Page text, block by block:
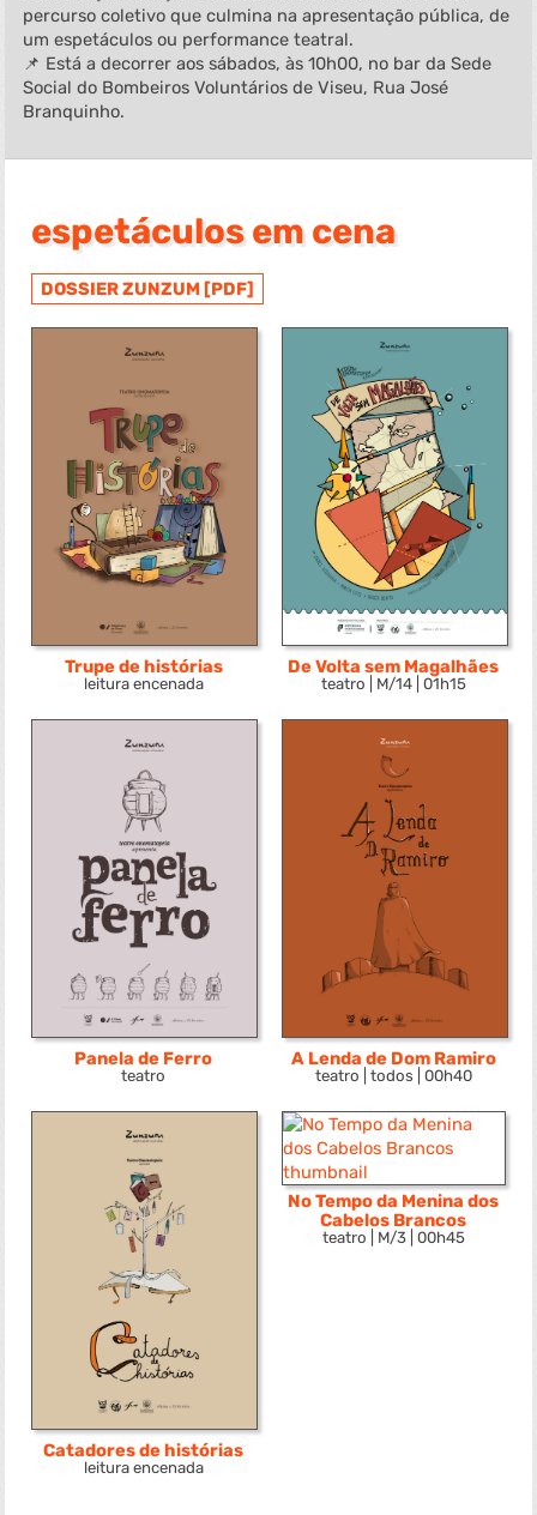
percurso coletivo que culmina na apresentação pública, de
um espetáculos ou performance teatral.
📌 Está a decorrer aos sábados, às 10h00, no bar da Sede
Social do Bombeiros Voluntários de Viseu, Rua José
Branquinho.
espetáculos em cena
DOSSIER ZUNZUM [PDF]
Trupe de histórias
leitura encenada
De Volta sem Magalhães
teatro | M/14 | 01h15
Panela de Ferro
teatro
A Lenda de Dom Ramiro
teatro | todos | 00h40
Catadores de histórias
leitura encenada
No Tempo da Menina dos
Cabelos Brancos
teatro | M/3 | 00h45